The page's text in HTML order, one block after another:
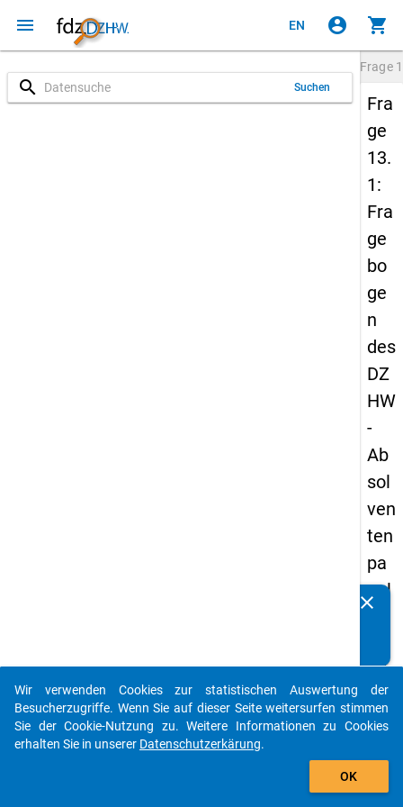
menu EN account_circle shopping_cart
search Suchen
Frage
Fra
ge
13.
1:
Fra
ge
bo
ge
n
des
DZ
HW
-
Ab
sol
ven
ten
pa
nel
05
-
drit
clear
auto_stories
add_shopping_cart
Wir verwenden Cookies zur statistischen Auswertung der
Besucherzugriffe. Wenn Sie auf dieser Seite weitersurfen stimmen
Sie der Cookie-Nutzung zu. Weitere Informationen zu Cookies
erhalten Sie in unserer Datenschutzerkärung.
OK